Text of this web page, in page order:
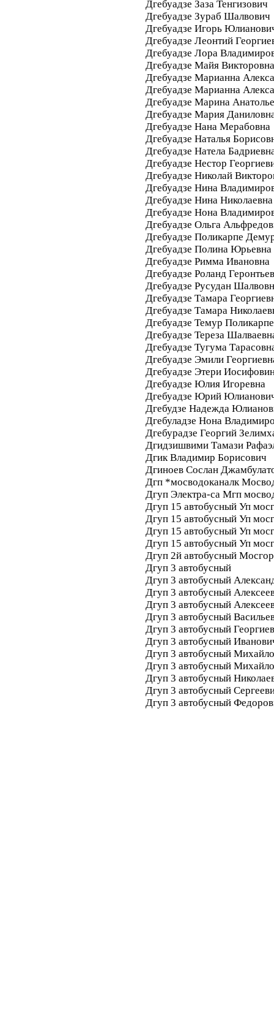
Дгебуадзе Заза Тенгизович
Дгебуадзе Зураб Шалвович
Дгебуадзе Игорь
Дгебуадзе Леонтий
Дгебуадзе Лора
Дгебуадзе Майя Викторовна
Дгебуадзе Марианна
Дгебуадзе Марианна
Дгебуадзе Марина
Дгебуадзе Мария
Дгебуадзе Нана Мерабовна
Дгебуадзе Наталья
Дгебуадзе Натела
Дгебуадзе Нестор
Дгебуадзе Николай
Дгебуадзе Нина
Дгебуадзе Нина Николаевна
Дгебуадзе Нона
Дгебуадзе Ольга
Дгебуадзе Поликарпе
Дгебуадзе Полина Юрьевна
Дгебуадзе Римма Ивановна
Дгебуадзе Роланд
Дгебуадзе Русудан
Дгебуадзе Тамара
Дгебуадзе Тамара
Дгебуадзе Темур
Дгебуадзе Тереза
Дгебуадзе Тугума
Дгебуадзе Эмили
Дгебуадзе Этери
Дгебуадзе Юлия Игоревна
Дгебуадзе Юрий
Дгебудзе Надежда
Дгебуладзе Нона
Дгебурадзе Георгий
Дгидзишвими Тамази
Дгик Владимир Борисович
Дгиноев Сослан
Дгп *мосводоканалк
Дгуп Электра-са Мгп
Дгуп 15 автобусный Уп
Дгуп 15 автобусный Уп
Дгуп 15 автобусный Уп
Дгуп 15 автобусный Уп
Дгуп 2й автобусный
Дгуп 3 автобусный
Дгуп 3 автобусный
Дгуп 3 автобусный
Дгуп 3 автобусный
Дгуп 3 автобусный
Дгуп 3 автобусный
Дгуп 3 автобусный
Дгуп 3 автобусный
Дгуп 3 автобусный
Дгуп 3 автобусный
Дгуп 3 автобусный
Дгуп 3 автобусный